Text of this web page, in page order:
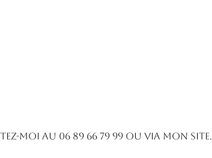
au 06 89 66 79 99 ou via mon site.